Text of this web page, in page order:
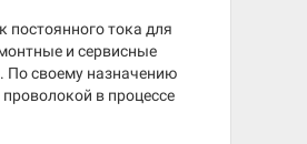
тока для
и сервисные
По своему назначению
в процессе